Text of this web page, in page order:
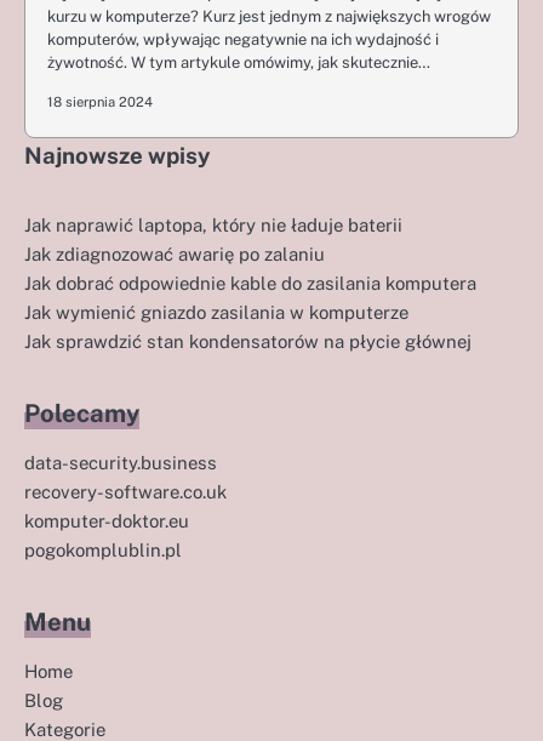
kurzu w komputerze? Kurz jest jednym z największych wrogów
komputerów, wpływając negatywnie na ich wydajność i
żywotność. W tym artykule omówimy, jak skutecznie…
18 sierpnia 2024
Najnowsze wpisy
Jak naprawić laptopa, który nie ładuje baterii
Jak zdiagnozować awarię po zalaniu
Jak dobrać odpowiednie kable do zasilania komputera
Jak wymienić gniazdo zasilania w komputerze
Jak sprawdzić stan kondensatorów na płycie głównej
Polecamy
data-security.business
recovery-software.co.uk
komputer-doktor.eu
pogokomplublin.pl
Menu
Home
Blog
Kategorie